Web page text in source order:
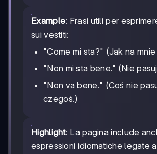
Example: Frasi utili per
sui vestiti:
"Come mi sta?" (Jak na
"Non mi sta bene." (Nie
"Non va bene." (Coś nie
czegoś.)
Highlight: La pagina include
espressioni idiomatiche legate